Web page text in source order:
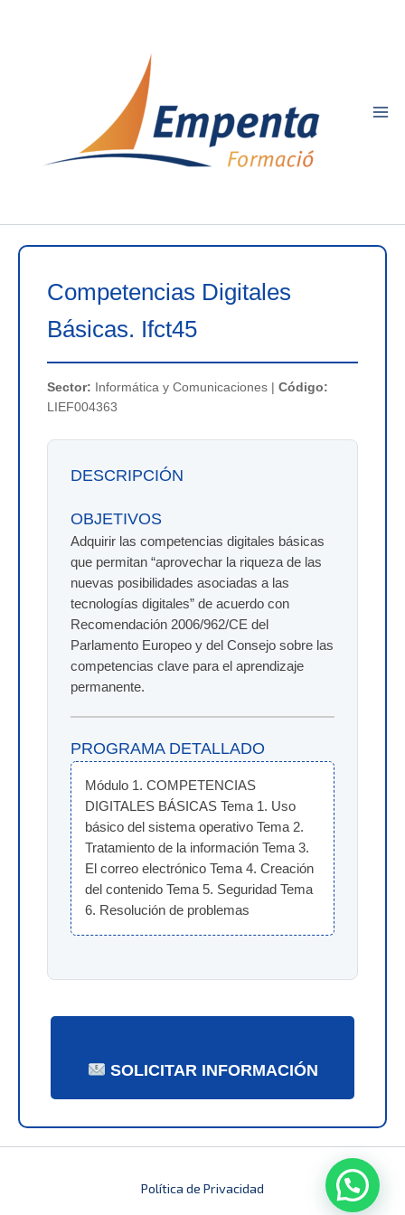
Competencias Digitales
Básicas. Ifct45
Sector: Informática y Comunicaciones | Código:
LIEF004363
DESCRIPCIÓN
OBJETIVOS
Adquirir las competencias digitales básicas
que permitan “aprovechar la riqueza de las
nuevas posibilidades asociadas a las
tecnologías digitales” de acuerdo con
Recomendación 2006/962/CE del
Parlamento Europeo y del Consejo sobre las
competencias clave para el aprendizaje
permanente.
PROGRAMA DETALLADO
Módulo 1. COMPETENCIAS
DIGITALES BÁSICAS Tema 1. Uso
básico del sistema operativo Tema 2.
Tratamiento de la información Tema 3.
El correo electrónico Tema 4. Creación
del contenido Tema 5. Seguridad Tema
6. Resolución de problemas
SOLICITAR INFORMACIÓN
Política de Privacidad